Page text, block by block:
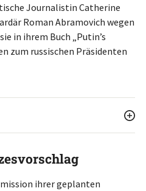
Journalistin Catherine
Roman Abramovich wegen
in ihrem Buch „Putin’s
zum russischen Präsidenten
ihrer geplanten